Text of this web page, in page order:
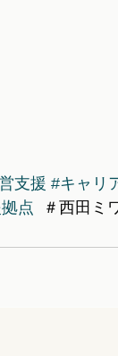
支援 #キャリ
点
＃西田ミ